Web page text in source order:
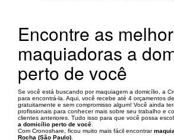
Encontre as
maquiadoras a
perto de você
Se você está buscando por maquiagem a domicílio, a
para encontrá-la. Aqui, você recebe até 4 orçamentos
gratuitamente e sem compromisso algum! Você ainda
profissionais para conhecer mais sobre seu trabalho e
clientes anteriores. Tudo isso para que você possa
a domicílio perto de você
Com Cronoshare, ficou muito mais fácil encontrar
Rocha (São Paulo)